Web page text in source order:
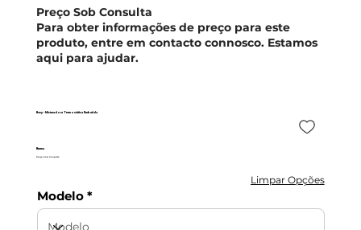
Navy - Misturadora Termostática Embutida
Bruma
Preço Sob Consulta
Limpar Opções
Modelo
Preço Sob Consulta
Para obter informações de preço para este
produto, entre em contacto connosco. Estamos
aqui para ajudar.